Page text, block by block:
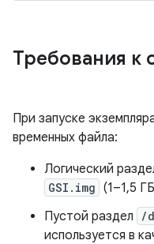
Требования к
При запуске
временных файла:
Логический
GSI.img (1–1,5
Пустой раздел
/
используется в